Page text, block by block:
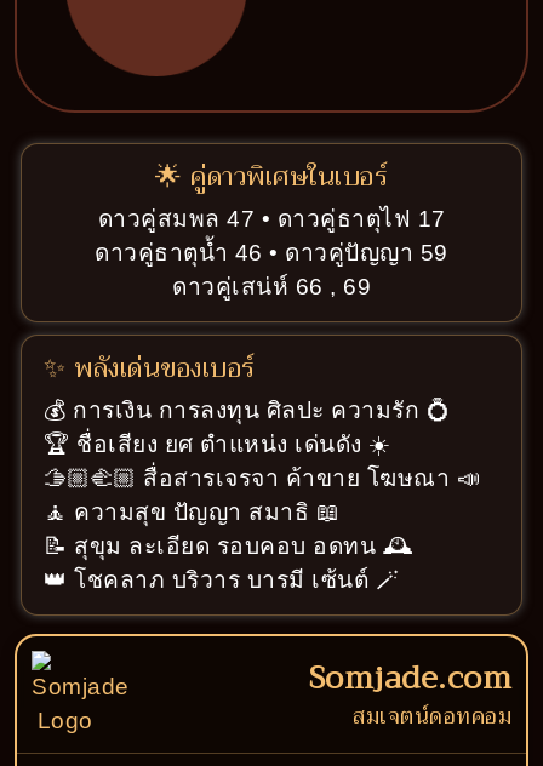
🌟 คู่ดาวพิเศษในเบอร์
ดาวคู่สมพล 47 • ดาวคู่ธาตุไฟ 17
ดาวคู่ธาตุน้ำ 46 • ดาวคู่ปัญญา 59
ดาวคู่เสน่ห์ 66 , 69
✨ พลังเด่นของเบอร์
💰 การเงิน การลงทุน ศิลปะ ความรัก 💍
🏆 ชื่อเสียง ยศ ตำแหน่ง เด่นดัง ☀️
🫱🏼‍🫲🏼 สื่อสารเจรจา ค้าขาย โฆษณา 📣
🧘 ความสุข ปัญญา สมาธิ 📖
📝 สุขุม ละเอียด รอบคอบ อดทน 🕰️
👑 โชคลาภ บริวาร บารมี เซ้นต์ 🪄
Somjade.com
สมเจตน์ดอทคอม